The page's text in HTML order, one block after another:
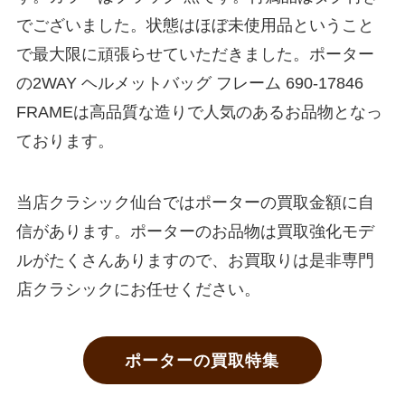
でございました。状態はほぼ未使用品ということ
で最大限に頑張らせていただきました。ポーター
の2WAY ヘルメットバッグ フレーム 690-17846
FRAMEは高品質な造りで人気のあるお品物となっ
ております。
当店クラシック仙台ではポーターの買取金額に自
信があります。ポーターのお品物は買取強化モデ
ルがたくさんありますので、お買取りは是非専門
店クラシックにお任せください。
ポーターの買取特集